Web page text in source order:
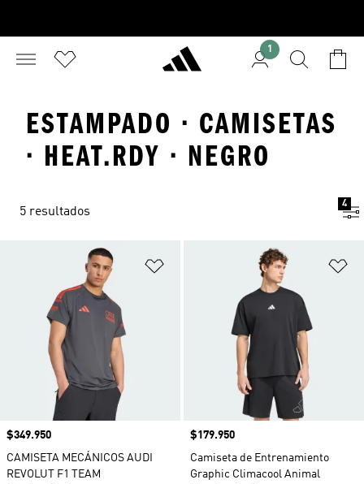
1
ESTAMPADO · CAMISETAS
· HEAT.RDY · NEGRO
5 resultados
4
Añadir a la lista de deseos
Precio
$349.950
CAMISETA MECÁNICOS AUDI
REVOLUT F1 TEAM
Precio
$179.950
Camiseta de Entrenamiento
Graphic Climacool Animal